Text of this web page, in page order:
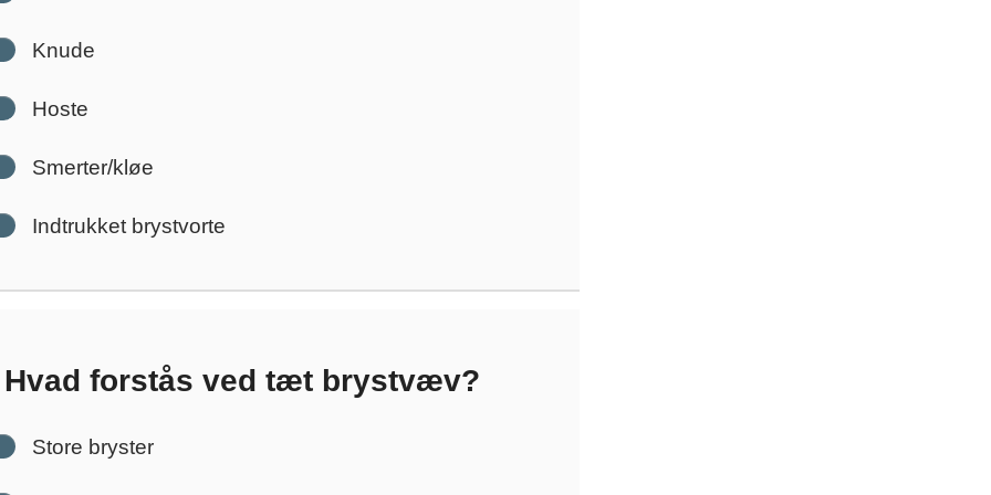
Knude
Hoste
Smerter/kløe
Indtrukket brystvorte
forstås ved tæt brystvæv?
Store bryster